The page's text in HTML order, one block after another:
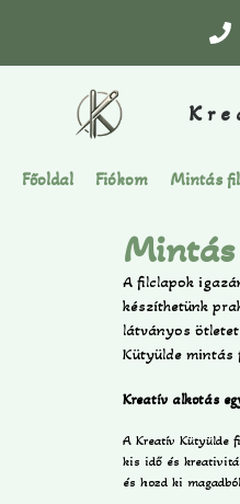
Főoldal Fiókom Mintás
A filclapok
készíthetünk
látványos
Kütyülde
Kreatív alkotás
A Kreatív Kütyülde
kis idő és
és hozd ki